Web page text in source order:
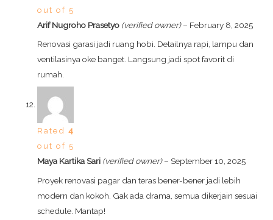
out of 5
Arif Nugroho Prasetyo (verified owner) – February 8, 2025
Renovasi garasi jadi ruang hobi. Detailnya rapi, lampu dan
ventilasinya oke banget. Langsung jadi spot favorit di
rumah.
Rated4
out of 5
Maya Kartika Sari (verified owner) – September 10, 2025
Proyek renovasi pagar dan teras bener-bener jadi lebih
modern dan kokoh. Gak ada drama, semua dikerjain sesuai
schedule. Mantap!